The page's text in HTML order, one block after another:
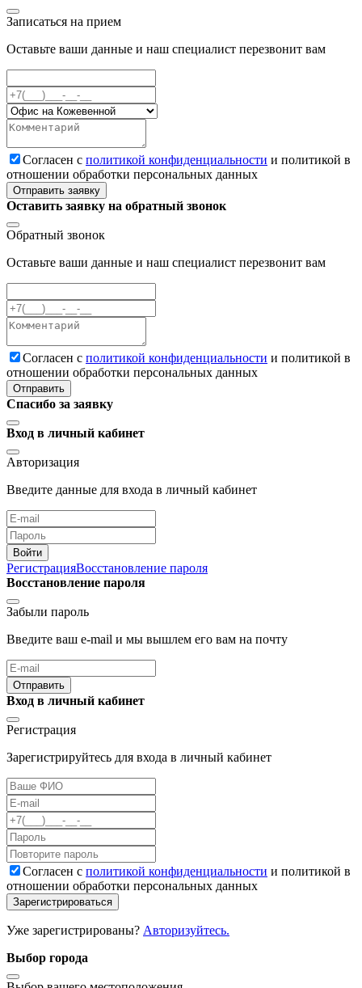
Записаться на прием
Оставьте ваши данные и наш специалист перезвонит вам
Cогласен с политикой конфиденциальности и политикой в
отношении обработки персональных данных
Отправить заявку
Оставить заявку на обратный звонок
Обратный звонок
Оставьте ваши данные и наш специалист перезвонит вам
Cогласен с политикой конфиденциальности и политикой в
отношении обработки персональных данных
Отправить
Спасибо за заявку
Вход в личный кабинет
Авторизация
Введите данные для входа в личный кабинет
Войти
РегистрацияВосстановление пароля
Восстановление пароля
Забыли пароль
Введите ваш e-mail и мы вышлем его вам на почту
Отправить
Вход в личный кабинет
Регистрация
Зарегистрируйтесь для входа в личный кабинет
Cогласен с политикой конфиденциальности и политикой в
отношении обработки персональных данных
Зарегистрироваться
Уже зарегистрированы? Авторизуйтесь.
Выбор города